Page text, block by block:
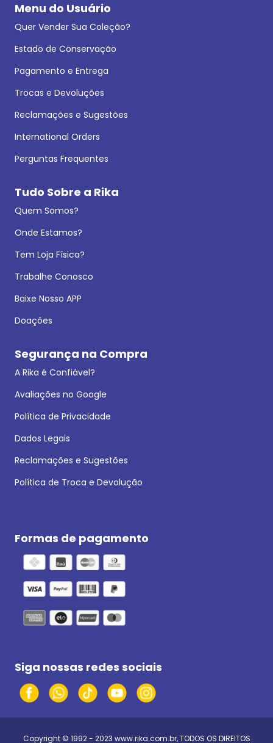
Menu do Usuário
Quer Vender Sua Coleção?
Estado de Conservação
Pagamento e Entrega
Trocas e Devoluções
Reclamações e Sugestões
International Orders
Perguntas Frequentes
Tudo Sobre a Rika
Quem Somos?
Onde Estamos?
Tem Loja Física?
Trabalhe Conosco
Baixe Nosso APP
Doações
Segurança na Compra
A Rika é Confiável?
Avaliações no Google
Política de Privacidade
Dados Legais
Reclamações e Sugestões
Política de Troca e Devolução
Formas de pagamento
Siga nossas redes sociais
Copyright © 1992 - 2023 www.rika.com.br, TODOS OS DIREITOS